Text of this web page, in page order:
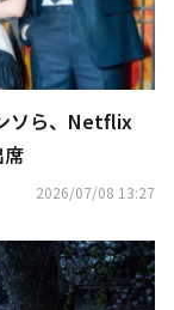
ソら、Netflix
席
2026/07/08 13:27